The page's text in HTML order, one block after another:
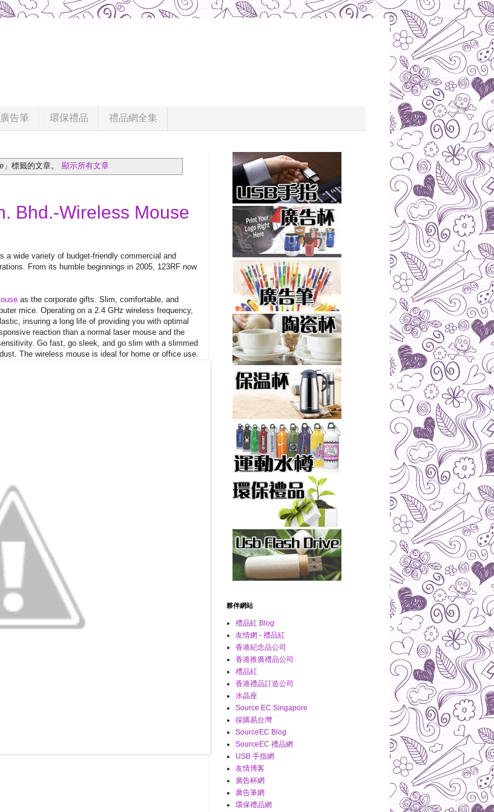
廣告筆 環保禮品 禮品網全集
標籤的文章。 顯示所有文章
Bhd.-Wireless Mouse
a wide variety of budget-friendly commercial and
From its humble beginnings in 2005, 123RF now
as the corporate gifts. Slim, comfortable, and
mice. Operating on a 2.4 GHz wireless frequency,
insuring a long life of providing you with optimal
reaction than a normal laser mouse and the
Go fast, go sleek, and go slim with a slimmed
The wireless mouse is ideal for home or office use.
夥伴網站
禮品紅 Blog
友情網 - 禮品紅
香港紀念品公司
香港推廣禮品公司
禮品紅
香港禮品訂造公司
水晶座
Source EC Singapore
採購易台灣
SourceEC Blog
SourceEC 禮品網
USB 手指網
友情博客
廣告杯網
廣告筆網
環保禮品網